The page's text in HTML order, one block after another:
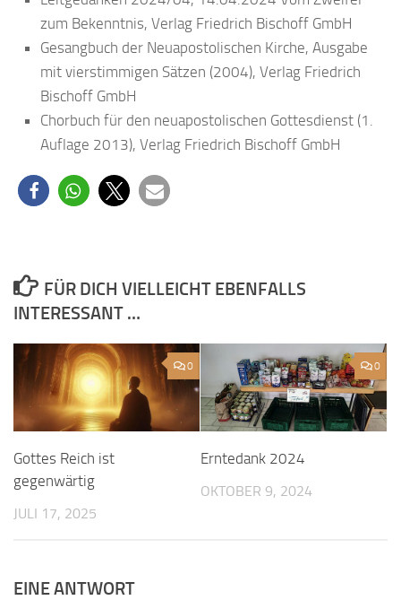
zum Bekenntnis, Verlag Friedrich Bischoff GmbH
Gesangbuch der Neuapostolischen Kirche, Ausgabe
mit vierstimmigen Sätzen (2004), Verlag Friedrich
Bischoff GmbH
Chorbuch für den neuapostolischen Gottesdienst (1.
Auflage 2013), Verlag Friedrich Bischoff GmbH
FÜR DICH VIELLEICHT EBENFALLS
INTERESSANT …
0
Gottes Reich ist
gegenwärtig
JULI 17, 2025
0
Erntedank 2024
OKTOBER 9, 2024
EINE ANTWORT